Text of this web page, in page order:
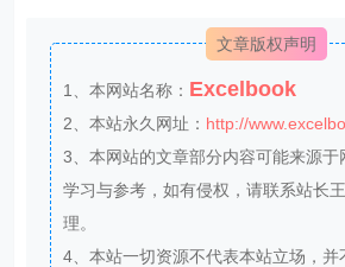
文章版权声明
1、本网站名称： Excelbook
2、本站永久网址： http://
3、本网站的文章部分内容可能来源于
学习与参考，如有侵权，请联系站长
理。
4、本站一切资源不代表本站立场，并